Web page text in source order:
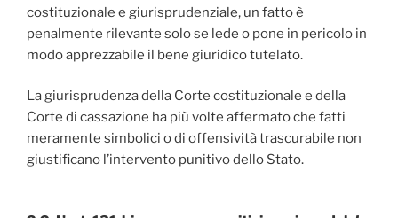
costituzionale e giurisprudenziale, un fatto è
penalmente rilevante solo se lede o pone in pericolo in
modo apprezzabile il bene giuridico tutelato.
La giurisprudenza della Corte costituzionale e della
Corte di cassazione ha più volte affermato che fatti
meramente simbolici o di offensività trascurabile non
giustificano l’intervento punitivo dello Stato.